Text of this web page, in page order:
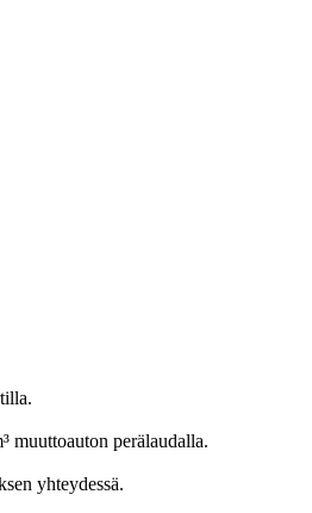
muuttoauton perälaudalla.
yhteydessä.